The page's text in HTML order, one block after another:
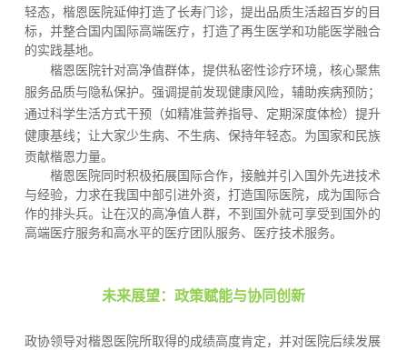
轻态，楷恩医院延伸打造了长寿门诊，提出品质生活超百岁的目
标，并整合国内国际高端医疗，打造了再生医学和功能医学融合
的实践基地。
楷恩医院针对高净值群体，提供私密性诊疗环境，核心聚焦
服务品质与隐私保护。强调提前发现健康风险，辅助疾病预防；
通过科学生活方式干预（如精准营养指导、定期深度体检）提升
健康基线 ；让大家少生病、不生病、保持年轻态。为国家和民族
贡献楷恩力量。
楷恩医院同时积极拓展国际合作，接触并引入国外先进技术
与经验，力求在我国中部引进外资，打造国际医院，成为国际合
作的排头兵。让在汉的高净值人群，不到国外就可享受到国外的
高端医疗服务和高水平的医疗团队服务、医疗技术服务。
未来展望：政策赋能与协同创新
政协领导对楷恩医院所取得的成绩高度肯定，并对医院后续发展